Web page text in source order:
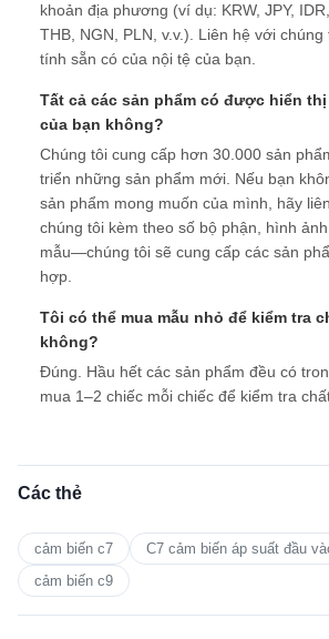
khoản địa phương (ví dụ: KRW, JPY,
THB, NGN, PLN, v.v.). Liên hệ với chúng
tính sẵn có của nội tệ của bạn.
Tất cả các sản phẩm có được hiển
của bạn không?
Chúng tôi cung cấp hơn 30.000 sản
triển những sản phẩm mới. Nếu bạn
sản phẩm mong muốn của mình, hãy
chúng tôi kèm theo số bộ phận, hình
mẫu—chúng tôi sẽ cung cấp các sản
hợp.
Tôi có thể mua mẫu nhỏ để kiểm tra
không?
Đúng. Hầu hết các sản phẩm đều có
mua 1–2 chiếc mỗi chiếc để kiểm tra
Các thẻ
cảm biến c7
C7 cảm biến áp suất đầu
cảm biến c9